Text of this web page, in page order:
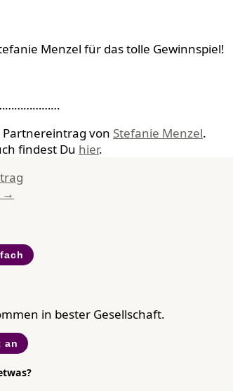
Menzel für das tolle Gewinnspiel!
von Stefanie Menzel.
findest Du hier.
→
in bester Gesellschaft.
an